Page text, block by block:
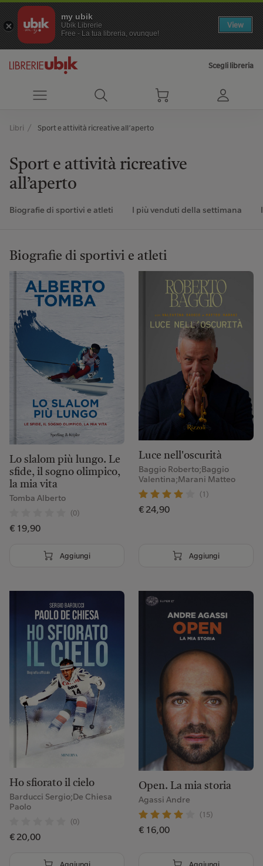
my ubik
Ubik Librerie
Free - La tua libreria, ovunque!
View
Scegli libreria
Libri Sport e attività ricreative all’aperto
Sport e attività ricreative
all’aperto
Biografie di sportivi e atleti I più venduti della settimana
Biografie di sportivi e atleti
Lo slalom più lungo. Le
sfide, il sogno olimpico,
la mia vita
Tomba Alberto
(0)
€ 19,90
Aggiungi
Luce nell'oscurità
Baggio Roberto;Baggio
Valentina;Marani Matteo
(1)
€ 24,90
Aggiungi
Ho sfiorato il cielo
Barducci Sergio;De Chiesa
Paolo
(0)
€ 20,00
Open. La mia storia
Agassi Andre
(15)
€ 16,00